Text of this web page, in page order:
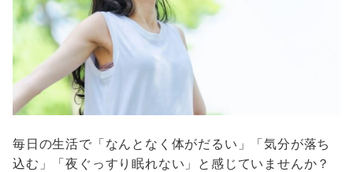
毎日の生活で「なんとなく体がだるい」「気分が落ち
込む」「夜ぐっすり眠れない」と感じていませんか？